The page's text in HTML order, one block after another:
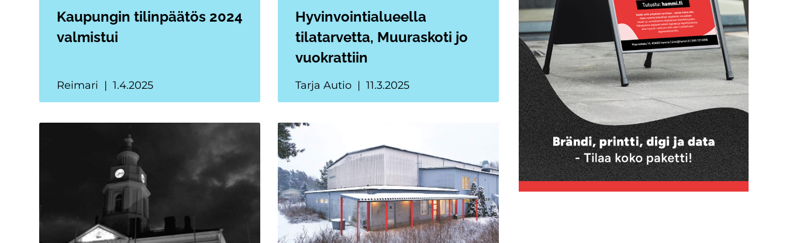
Kaupungin tilinpäätös 2024
valmistui
Reimari 1.4.2025
Hyvinvointialueella
tilatarvetta, Muuraskoti jo
vuokrattiin
Tarja Autio 11.3.2025